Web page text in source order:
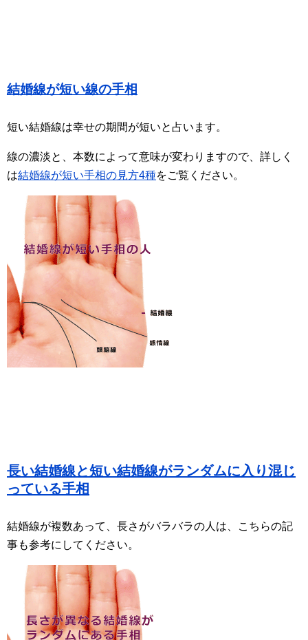
結婚線が短い線の手相
短い結婚線は幸せの期間が短いと占います。
線の濃淡と、本数によって意味が変わりますので、詳しく
は結婚線が短い手相の見方4種をご覧ください。
長い結婚線と短い結婚線がランダムに入り混じ
っている手相
結婚線が複数あって、長さがバラバラの人は、こちらの記
事も参考にしてください。